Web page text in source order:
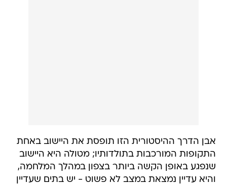
אבן הדרך ההיסטורית הזו תופסת את היישוב באחת
התקופות המורכבות בתולדותיו; מטולה היא היישוב
שנפגע באופן הקשה ביותר בצפון במהלך המלחמה,
והיא עדיין נמצאת במצב לא פשוט - יש בתים שעדיין